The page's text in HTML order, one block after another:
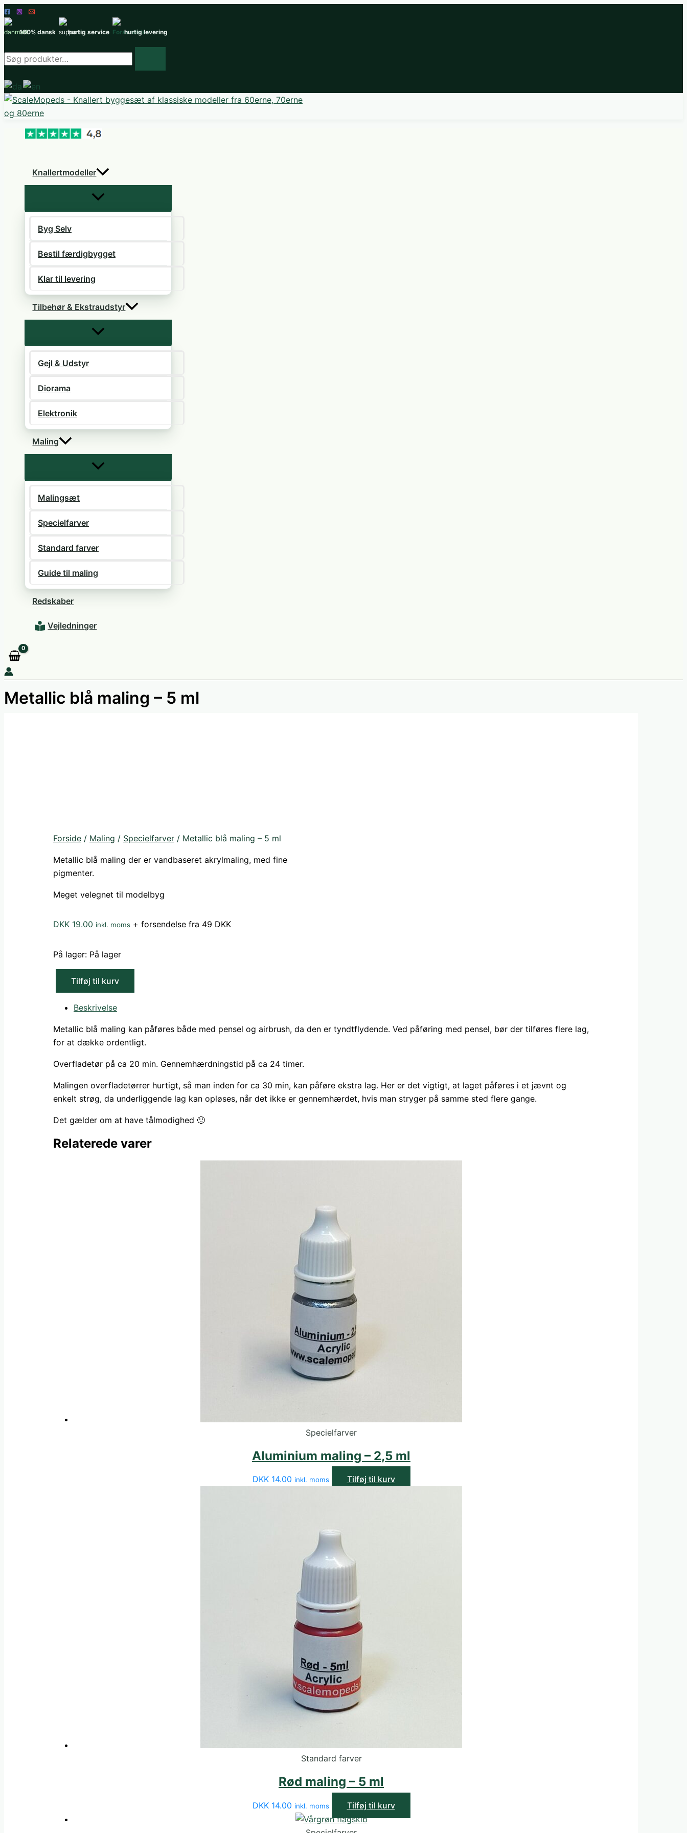
Gå
til
indholdet
100% dansk hurtig service hurtig levering
Søg
efter
produkter
Knallertmodeller
Byg Selv
Bestil færdigbygget
Klar til levering
Tilbehør & Ekstraudstyr
Gejl & Udstyr
Diorama
Elektronik
Maling
Malingsæt
Specielfarver
Standard farver
Guide til maling
Redskaber
Vejledninger
Metallic blå maling – 5 ml
Forside / Maling / Specielfarver / Metallic blå maling – 5 ml
Metallic blå maling der er vandbaseret akrylmaling, med fine
pigmenter.
Meget velegnet til modelbyg
DKK 19.00 inkl. moms + forsendelse fra 49 DKK
På lager: På lager
-
5
antal
Tilføj til kurv
Beskrivelse
Metallic blå maling kan påføres både med pensel og airbrush, da den er tyndtflydende. Ved påføring med pensel, bør der tilføres flere lag,
for at dække ordentligt.
Overfladetør på ca 20 min. Gennemhærdningstid på ca 24 timer.
Malingen overfladetørrer hurtigt, så man inden for ca 30 min, kan påføre ekstra lag. Her er det vigtigt, at laget påføres i et jævnt og
enkelt strøg, da underliggende lag kan opløses, når det ikke er gennemhærdet, hvis man stryger på samme sted flere gange.
Det gælder om at have tålmodighed 🙂
Relaterede varer
Specielfarver
Aluminium maling – 2,5 ml
DKK 14.00 inkl. moms Tilføj til kurv
Standard farver
Rød maling – 5 ml
DKK 14.00 inkl. moms Tilføj til kurv